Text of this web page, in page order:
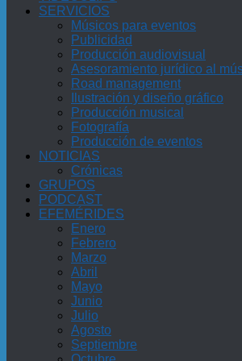
SERVICIOS
Músicos para eventos
Publicidad
Producción audiovisual
Asesoramiento jurídico al
Road management
Ilustración y diseño gráfico
Producción musical
Fotografía
Producción de eventos
NOTICIAS
Crónicas
GRUPOS
PODCAST
EFEMÉRIDES
Enero
Febrero
Marzo
Abril
Mayo
Junio
Julio
Agosto
Septiembre